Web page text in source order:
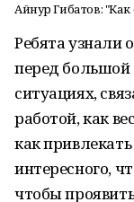
Айнур Гибатов:
Ребята узнали
перед большой
ситуациях,
работой, как
как
интересного,
чтобы